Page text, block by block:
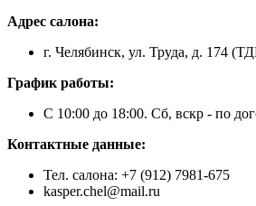
Адрес салона:
г. Челябинск, ул. Труда, д. 174
График работы:
С 10:00 до 18:00. Сб, вскр - по
Контактные данные:
Тел. салона: +7 (912) 7981-675
kasper.chel@mail.ru